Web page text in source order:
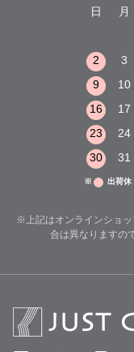
日
月
2
3
9
10
16
17
23
24
30
31
※ 出荷
※上記はオンラインショ
合は異なりますの